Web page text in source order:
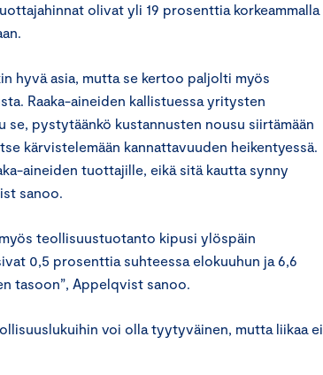
olivat yli 19 prosenttia korkeammalla
hyvä asia, mutta se kertoo paljolti myös
Raaka-aineiden kallistuessa yritysten
pystytäänkö kustannusten nousu siirtämään
kärvistelemään kannattavuuden heikentyessä.
aineiden tuottajille, eikä sitä kautta synny
sanoo.
teollisuustuotanto kipusi ylöspäin
0,5 prosenttia suhteessa elokuuhun ja 6,6
tasoon”, Appelqvist sanoo.
voi olla tyytyväinen, mutta liikaa ei